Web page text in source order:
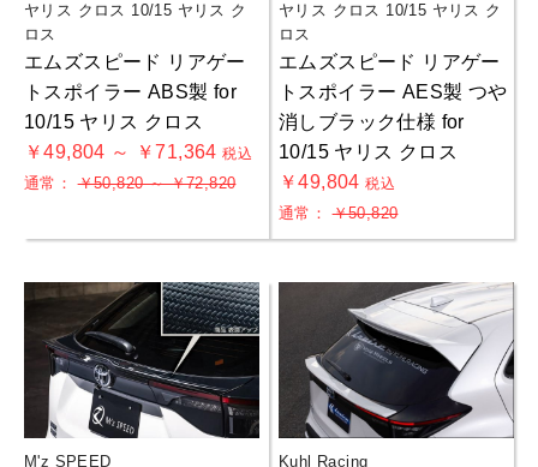
ヤリス クロス 10/15 ヤリス ク
ロス
エムズスピード リアゲー
トスポイラー ABS製 for
10/15 ヤリス クロス
￥49,804 ～ ￥71,364税込
通常：￥50,820 ～ ￥72,820
ヤリス クロス 10/15 ヤリス ク
ロス
エムズスピード リアゲー
トスポイラー AES製 つや
消しブラック仕様 for
10/15 ヤリス クロス
￥49,804税込
通常：￥50,820
M'z SPEED
Kuhl Racing